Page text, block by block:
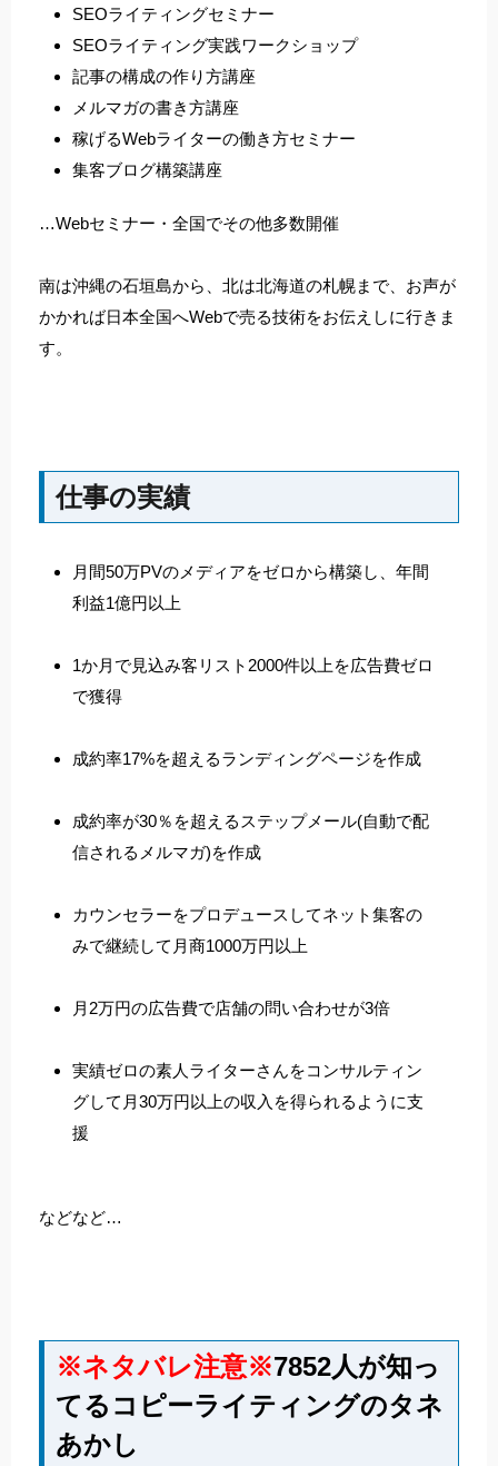
SEOライティングセミナー
SEOライティング実践ワークショップ
記事の構成の作り方講座
メルマガの書き方講座
稼げるWebライターの働き方セミナー
集客ブログ構築講座
…Webセミナー・全国でその他多数開催
南は沖縄の石垣島から、北は北海道の札幌まで、お声が
かかれば日本全国へWebで売る技術をお伝えしに行きま
す。
仕事の実績
月間50万PVのメディアをゼロから構築し、年間
利益1億円以上
1か月で見込み客リスト2000件以上を広告費ゼロ
で獲得
成約率17%を超えるランディングページを作成
成約率が30％を超えるステップメール(自動で配
信されるメルマガ)を作成
カウンセラーをプロデュースしてネット集客の
みで継続して月商1000万円以上
月2万円の広告費で店舗の問い合わせが3倍
実績ゼロの素人ライターさんをコンサルティン
グして月30万円以上の収入を得られるように支
援
などなど…
※ネタバレ注意※7852人が知っ
てるコピーライティングのタネ
あかし